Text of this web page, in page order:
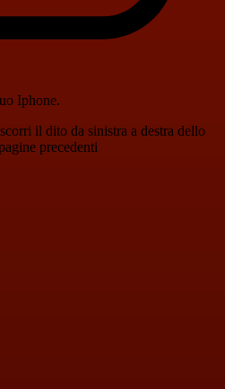
Iphone.
il dito da sinistra a destra dello
precedenti